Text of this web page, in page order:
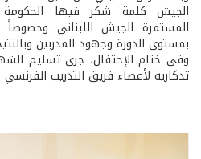
الجيش كلمة شكر فيها الحكومة
المستمرة الجيش اللبناني
بمستوى الدورة وجهود المدربين
وفي ختام الإحتفال، جرى تسليم
تذكارية لأعضاء فريق التدريب